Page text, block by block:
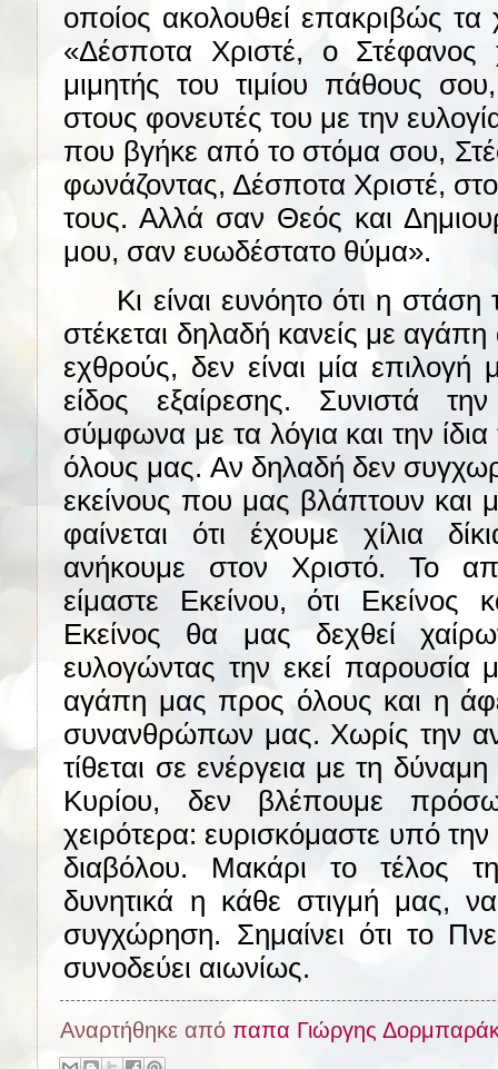
οποίος ακολουθεί επακριβώς τα
«Δέσποτα Χριστέ, ο Στέφανος
μιμητής του τιμίου πάθους
στους φονευτές του με την
που βγήκε από το στόμα σου,
φωνάζοντας, Δέσποτα Χριστέ,
τους. Αλλά σαν Θεός και
μου, σαν ευωδέστατο θύμα».
Κι είναι ευνόητο ότι η
στέκεται δηλαδή κανείς με
εχθρούς, δεν είναι μία
είδος εξαίρεσης. Συνιστά
σύμφωνα με τα λόγια και την
όλους μας. Αν δηλαδή δεν
εκείνους που μας βλάπτουν και
φαίνεται ότι έχουμε χίλια
ανήκουμε στον Χριστό. Το
είμαστε Εκείνου, ότι Εκείνος
Εκείνος θα μας δεχθεί
ευλογώντας την εκεί παρουσία
αγάπη μας προς όλους και η
συνανθρώπων μας. Χωρίς την
τίθεται σε ενέργεια με τη
Κυρίου, δεν βλέπουμε
χειρότερα: ευρισκόμαστε υπό
διαβόλου. Μακάρι το τέλος
δυνητικά η κάθε στιγμή μας,
συγχώρηση. Σημαίνει ότι το
συνοδεύει αιωνίως.
Αναρτήθηκε από παπα Γιώργης